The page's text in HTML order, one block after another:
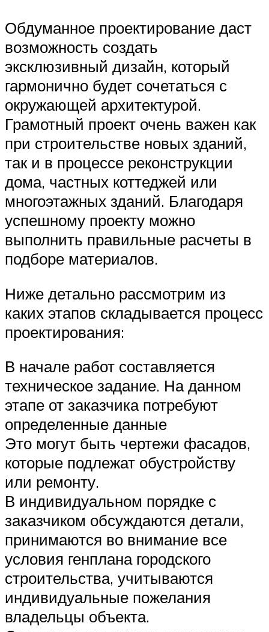
Обдуманное проектирование даст
возможность создать
эксклюзивный дизайн, который
гармонично будет сочетаться с
окружающей архитектурой.
Грамотный проект очень важен как
при строительстве новых зданий,
так и в процессе реконструкции
дома, частных коттеджей или
многоэтажных зданий. Благодаря
успешному проекту можно
выполнить правильные расчеты в
подборе материалов.
Ниже детально рассмотрим из
каких этапов складывается процесс
проектирования:
В начале работ составляется
техническое задание. На данном
этапе от заказчика потребуют
определенные данные
Это могут быть чертежи фасадов,
которые подлежат обустройству
или ремонту.
В индивидуальном порядке с
заказчиком обсуждаются детали,
принимаются во внимание все
условия генплана городского
строительства, учитываются
индивидуальные пожелания
владельцы объекта.